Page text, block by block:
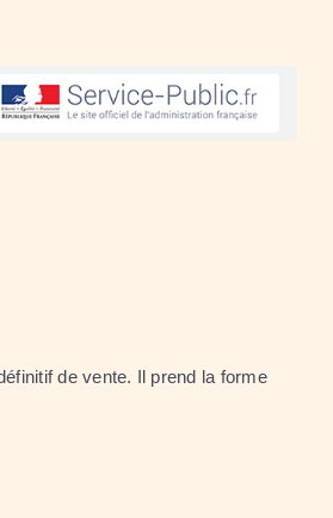
de vente. Il prend la forme